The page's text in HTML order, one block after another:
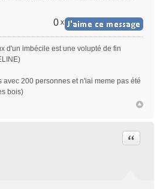
0 x
d'un imbécile est une volupté de fin
avec 200 personnes et n'iai meme pas été
bois)
Citer